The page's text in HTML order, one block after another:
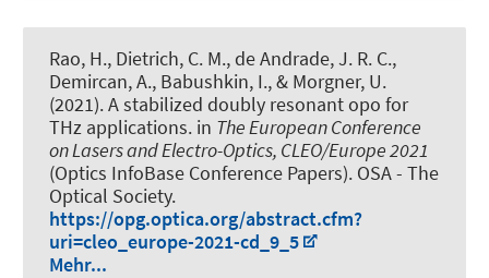
Rao, H., Dietrich, C. M., de Andrade, J. R. C.,
Demircan, A., Babushkin, I., & Morgner, U.
(2021).A stabilized doubly resonant opo for
THz applications. in The European Conference
on Lasers and Electro-Optics, CLEO/Europe 2021
(Optics InfoBase Conference Papers). OSA - The
Optical Society.
https://opg.optica.org/abstract.cfm?
uri=cleo_europe-2021-cd_9_5
Mehr...